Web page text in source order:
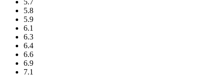
5.8
5.9
6.1
6.3
6.4
6.6
6.9
7.1